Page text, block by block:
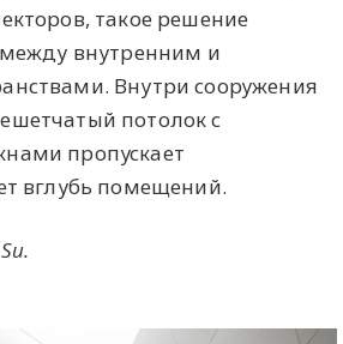
такое решение
между внутренним и
Внутри сооружения
потолок с
пропускает
вглубь помещений.